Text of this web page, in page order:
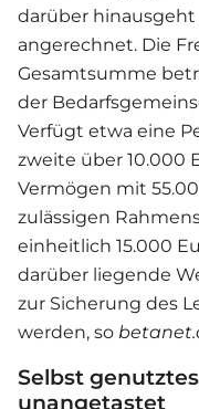
darüber
angerechnet. Die
Gesamtsumme
der
Verfügt etwa eine
zweite über 10.000
Vermögen mit
zulässigen
einheitlich 15.000
darüber liegende
zur Sicherung des
werden, so
Selbst
unangetastet